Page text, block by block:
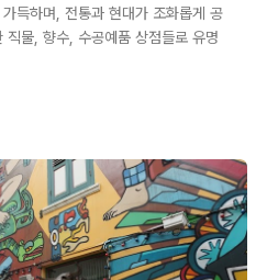
득하며, 전통과 현대가 조화롭게 공
직물, 향수, 수공예품 상점들로 유명